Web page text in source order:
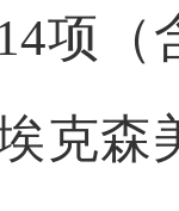
项（
克森